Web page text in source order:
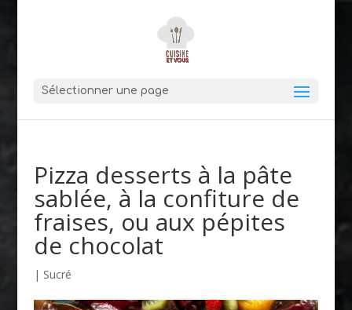
Sélectionner une page
Pizza desserts à la pâte
sablée, à la confiture de
fraises, ou aux pépites
de chocolat
| Sucré